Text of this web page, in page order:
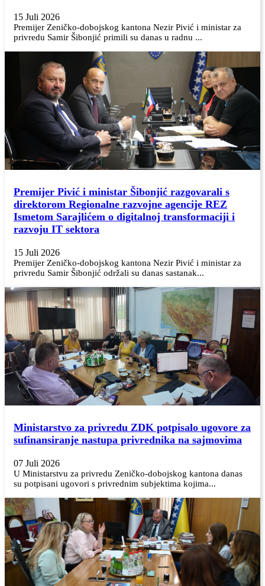
15 Juli 2026
Premijer Zeničko-dobojskog kantona Nezir Pivić i ministar za
privredu Samir Šibonjić primili su danas u radnu ...
Premijer Pivić i ministar Šibonjić razgovarali s
direktorom Regionalne razvojne agencije REZ
Ismetom Sarajlićem o digitalnoj transformaciji i
razvoju IT sektora
15 Juli 2026
Premijer Zeničko-dobojskog kantona Nezir Pivić i ministar za
privredu Samir Šibonjić održali su danas sastanak...
Ministarstvo za privredu ZDK potpisalo ugovore za
sufinansiranje nastupa privrednika na sajmovima
07 Juli 2026
U Ministarstvu za privredu Zeničko-dobojskog kantona danas
su potpisani ugovori s privrednim subjektima kojima...